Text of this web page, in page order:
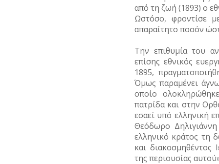
από τη ζωή (1893) ο
Ωστόσο, φροντίσε
απαραίτητο ποσόν
Την επιθυμία του
επίσης εθνικός
1895,
Όμως παραμένει
οποίο
πατρίδα και στην
εσαεί υπό ελληνική
Θεόδωρο
ελληνικό κράτος τη
και
της περιουσίας